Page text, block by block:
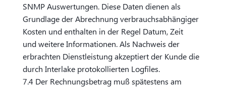
SNMP Auswertungen. Diese Daten dienen als
Grundlage der Abrechnung verbrauchsabhängiger
Kosten und enthalten in der Regel Datum, Zeit
und weitere Informationen. Als Nachweis der
erbrachten Dienstleistung akzeptiert der Kunde die
durch Interlake protokollierten Logfiles.
7.4 Der Rechnungsbetrag muß spätestens am